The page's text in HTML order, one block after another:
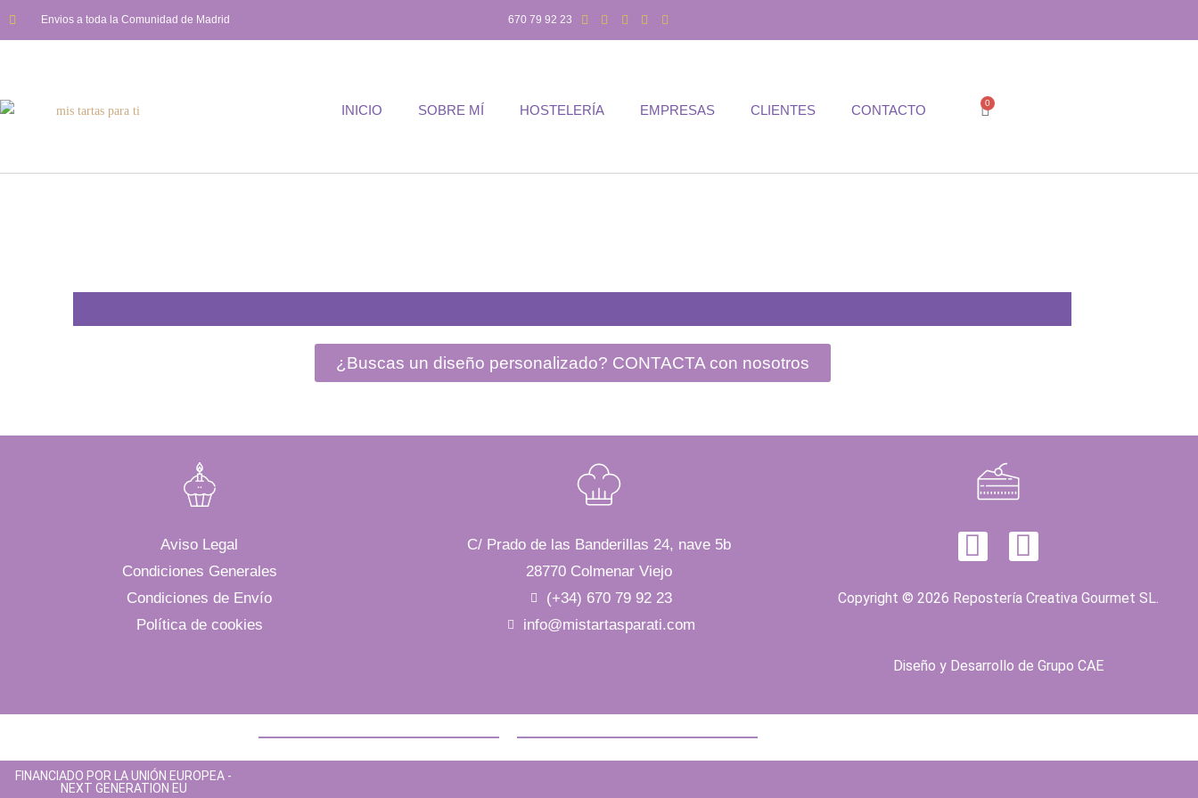
Envios a toda la Comunidad de Madrid 670 79 92 23
INICIO SOBRE MÍ HOSTELERÍA EMPRESAS CLIENTES CONTACTO 0
¿Buscas un diseño personalizado? CONTACTA con nosotros
Aviso Legal
Condiciones Generales
Condiciones de Envío
Política de cookies
C/ Prado de las Banderillas 24, nave 5b
28770 Colmenar Viejo
(+34) 670 79 92 23
info@mistartasparati.com
Copyright © 2026 Repostería Creativa Gourmet SL.
Diseño y Desarrollo de Grupo CAE
FINANCIADO POR LA UNIÓN EUROPEA -
NEXT GENERATION EU